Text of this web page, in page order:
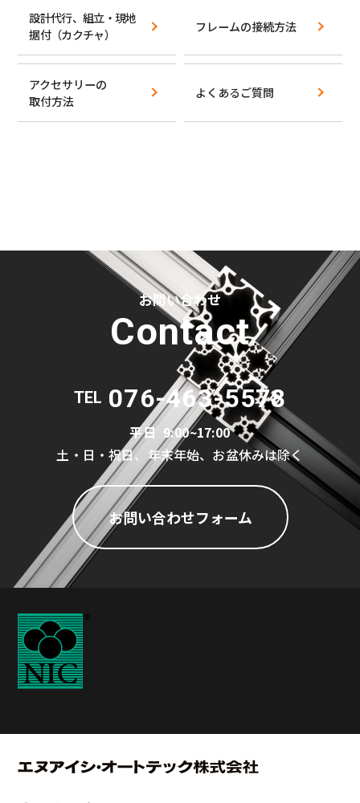
設計代行、組立・現地
据付（カクチャ）
フレームの接続方法
アクセサリーの
取付方法
よくあるご質問
お問い合わせ
Contact
TEL 076-463-5578
平日 9:00~17:00
土・日・祝日、年末年始、お盆休みは除く
お問い合わせフォーム